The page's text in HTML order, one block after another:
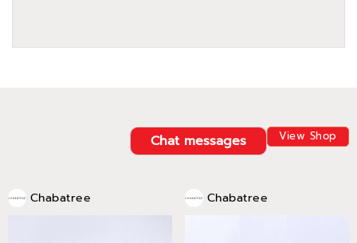
View Shop
Chat messages
Chabatree Chabatree